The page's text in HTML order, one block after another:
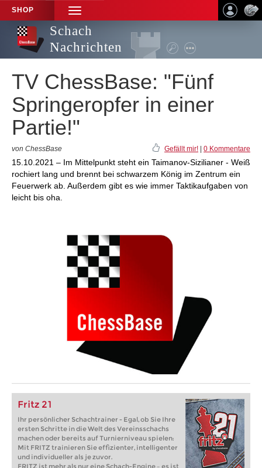
SHOP
TOGGLE
NAVIGATION
Schach
Nachrichten
TV ChessBase: "Fünf
Springeropfer in einer
Partie!"
von ChessBase Gefällt mir! 0 Kommentare
15.10.2021 – Im Mittelpunkt steht ein Taimanov-Sizilianer - Weiß
rochiert lang und brennt bei schwarzem König im Zentrum ein
Feuerwerk ab. Außerdem gibt es wie immer Taktikaufgaben von
leicht bis oha.
Fritz 21
Ihr persönlicher Schachtrainer - Egal, ob Sie Ihre
ersten Schritte in die Welt des Vereinsschachs
machen oder bereits auf Turnierniveau spielen:
Mit FRITZ trainieren Sie effizienter, intelligenter
und individueller als je zuvor.
FRITZ ist mehr als nur eine Schach-Engine – es ist